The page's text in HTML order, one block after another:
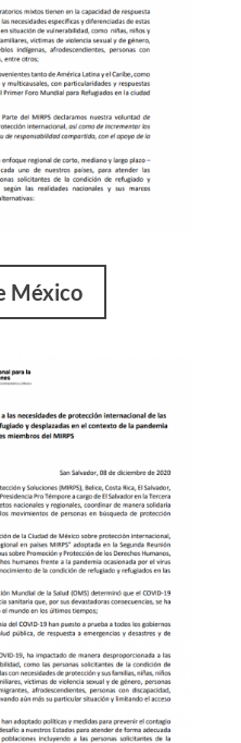
México